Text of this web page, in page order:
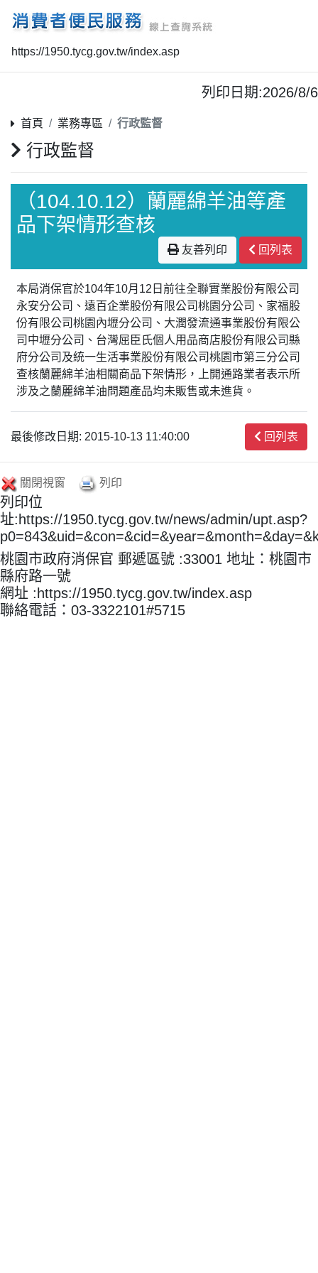
https://1950.tycg.gov.tw/index.asp
列印日期:2026/8/6
首頁 業務專區 行政監督
行政監督
（104.10.12）蘭麗綿羊油等產
品下架情形查核
友善列印 回列表
本局消保官於104年10月12日前往全聯實業股份有限公司
永安分公司、遠百企業股份有限公司桃園分公司、家福股
份有限公司桃園內壢分公司、大潤發流通事業股份有限公
司中壢分公司、台灣屈臣氏個人用品商店股份有限公司縣
府分公司及統一生活事業股份有限公司桃園市第三分公司
查核蘭麗綿羊油相關商品下架情形，上開通路業者表示所
涉及之蘭麗綿羊油問題產品均未販售或未進貨。
最後修改日期: 2015-10-13 11:40:00 回列表
關閉視窗 列印
列印位
址:https://1950.tycg.gov.tw/news/admin/upt.asp?
桃園市政府消保官 郵遞區號 :33001 地址：桃園市
縣府路一號
網址 :https://1950.tycg.gov.tw/index.asp
聯絡電話：03-3322101#5715